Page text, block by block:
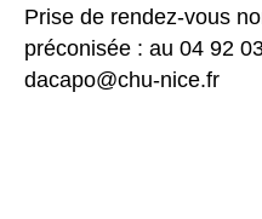
Prise de rendez-vous
préconisée : au 04 92
dacapo@chu-nice.fr